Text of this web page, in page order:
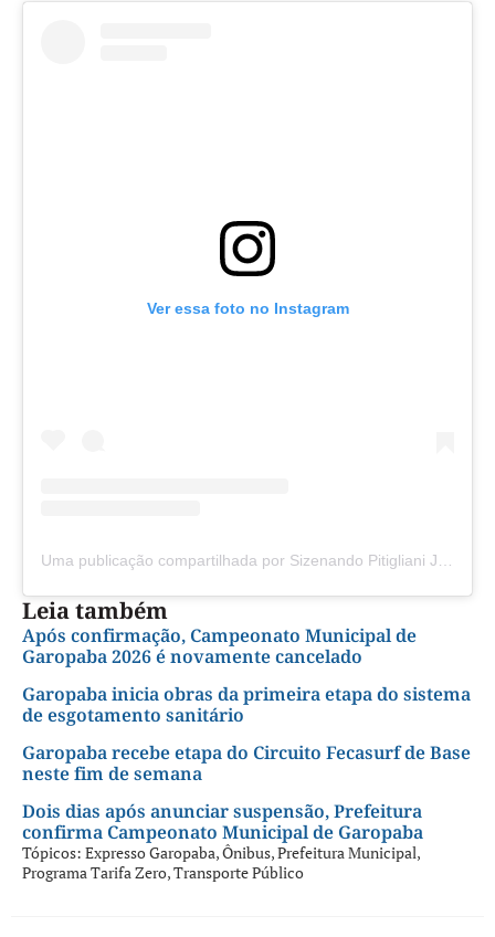
Ver essa foto no Instagram
Uma publicação compartilhada por Sizenando Pitigliani Junior (@expresso_garopaba)
Leia também
Após confirmação, Campeonato Municipal de
Garopaba 2026 é novamente cancelado
Garopaba inicia obras da primeira etapa do sistema
de esgotamento sanitário
Garopaba recebe etapa do Circuito Fecasurf de Base
neste fim de semana
Dois dias após anunciar suspensão, Prefeitura
confirma Campeonato Municipal de Garopaba
Tópicos: Expresso Garopaba,Ônibus,Prefeitura Municipal,
Programa Tarifa Zero,Transporte Público